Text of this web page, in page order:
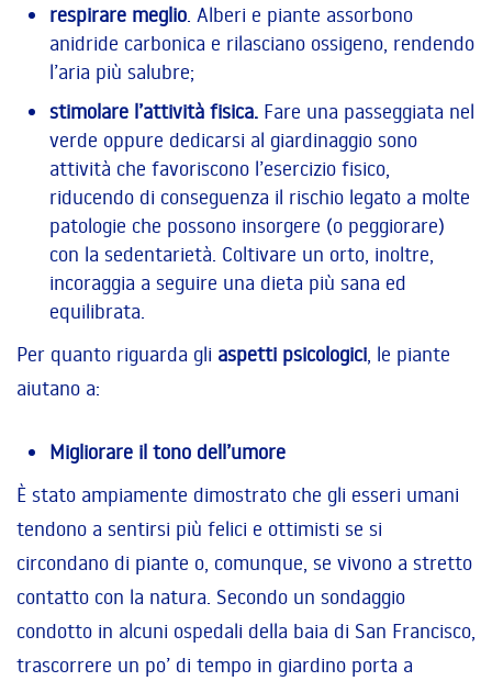
respirare meglio. Alberi e piante assorbono
anidride carbonica e rilasciano ossigeno, rendendo
l’aria più salubre;
stimolare l’attività fisica. Fare una passeggiata nel
verde oppure dedicarsi al giardinaggio sono
attività che favoriscono l’esercizio fisico,
riducendo di conseguenza il rischio legato a molte
patologie che possono insorgere (o peggiorare)
con la sedentarietà. Coltivare un orto, inoltre,
incoraggia a seguire una dieta più sana ed
equilibrata.
Per quanto riguarda gli aspetti psicologici, le piante
aiutano a:
Migliorare il tono dell’umore
È stato ampiamente dimostrato che gli esseri umani
tendono a sentirsi più felici e ottimisti se si
circondano di piante o, comunque, se vivono a stretto
contatto con la natura. Secondo un sondaggio
condotto in alcuni ospedali della baia di San Francisco,
trascorrere un po’ di tempo in giardino porta a